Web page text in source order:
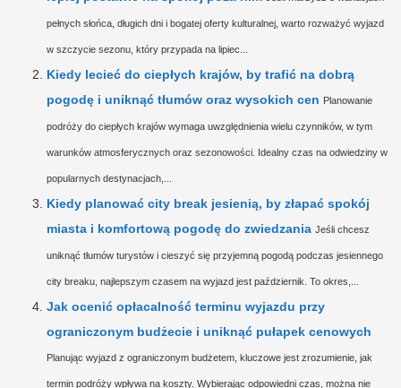
pełnych słońca, długich dni i bogatej oferty kulturalnej, warto rozważyć wyjazd
w szczycie sezonu, który przypada na lipiec...
Kiedy lecieć do ciepłych krajów, by trafić na dobrą
pogodę i uniknąć tłumów oraz wysokich cen Planowanie
podróży do ciepłych krajów wymaga uwzględnienia wielu czynników, w tym
warunków atmosferycznych oraz sezonowości. Idealny czas na odwiedziny w
popularnych destynacjach,...
Kiedy planować city break jesienią, by złapać spokój
miasta i komfortową pogodę do zwiedzania Jeśli chcesz
uniknąć tłumów turystów i cieszyć się przyjemną pogodą podczas jesiennego
city breaku, najlepszym czasem na wyjazd jest październik. To okres,...
Jak ocenić opłacalność terminu wyjazdu przy
ograniczonym budżecie i uniknąć pułapek cenowych
Planując wyjazd z ograniczonym budżetem, kluczowe jest zrozumienie, jak
termin podróży wpływa na koszty. Wybierając odpowiedni czas, można nie